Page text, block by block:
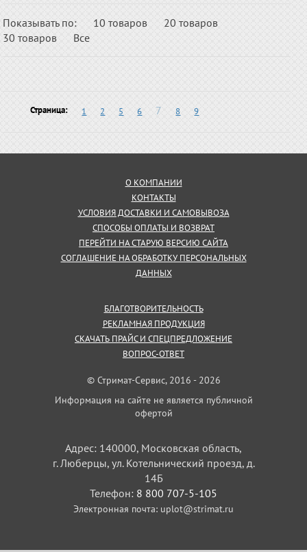
Показывать по: 10 товаров
20 товаров
30 товаров
Все
Страница: 1 2 5 6 7 8 9
О КОМПАНИИ
КОНТАКТЫ
УСЛОВИЯ ДОСТАВКИ И САМОВЫВОЗА
СПОСОБЫ ОПЛАТЫ И ВОЗВРАТ
ПЕРЕЙТИ НА СТАРУЮ ВЕРСИЮ САЙТА
СОГЛАШЕНИЕ НА ОБРАБОТКУ ПЕРСОНАЛЬНЫХ
ДАННЫХ
БЛАГОТВОРИТЕЛЬНОСТЬ
РЕКЛАМНАЯ ПРОДУКЦИЯ
СКАЧАТЬ ПРАЙС И СПЕЦПРЕДЛОЖЕНИЕ
ВОПРОС-ОТВЕТ
© Стримат-Сервис, 2016 - 2026
Информация на сайте не является публичной
офертой
Адрес: 140000, Московская область,
г. Люберцы, ул. Котельнический проезд, д.
14Б
Телефон: 8 800 707-5-105
Электронная почта: uplot@strimat.ru